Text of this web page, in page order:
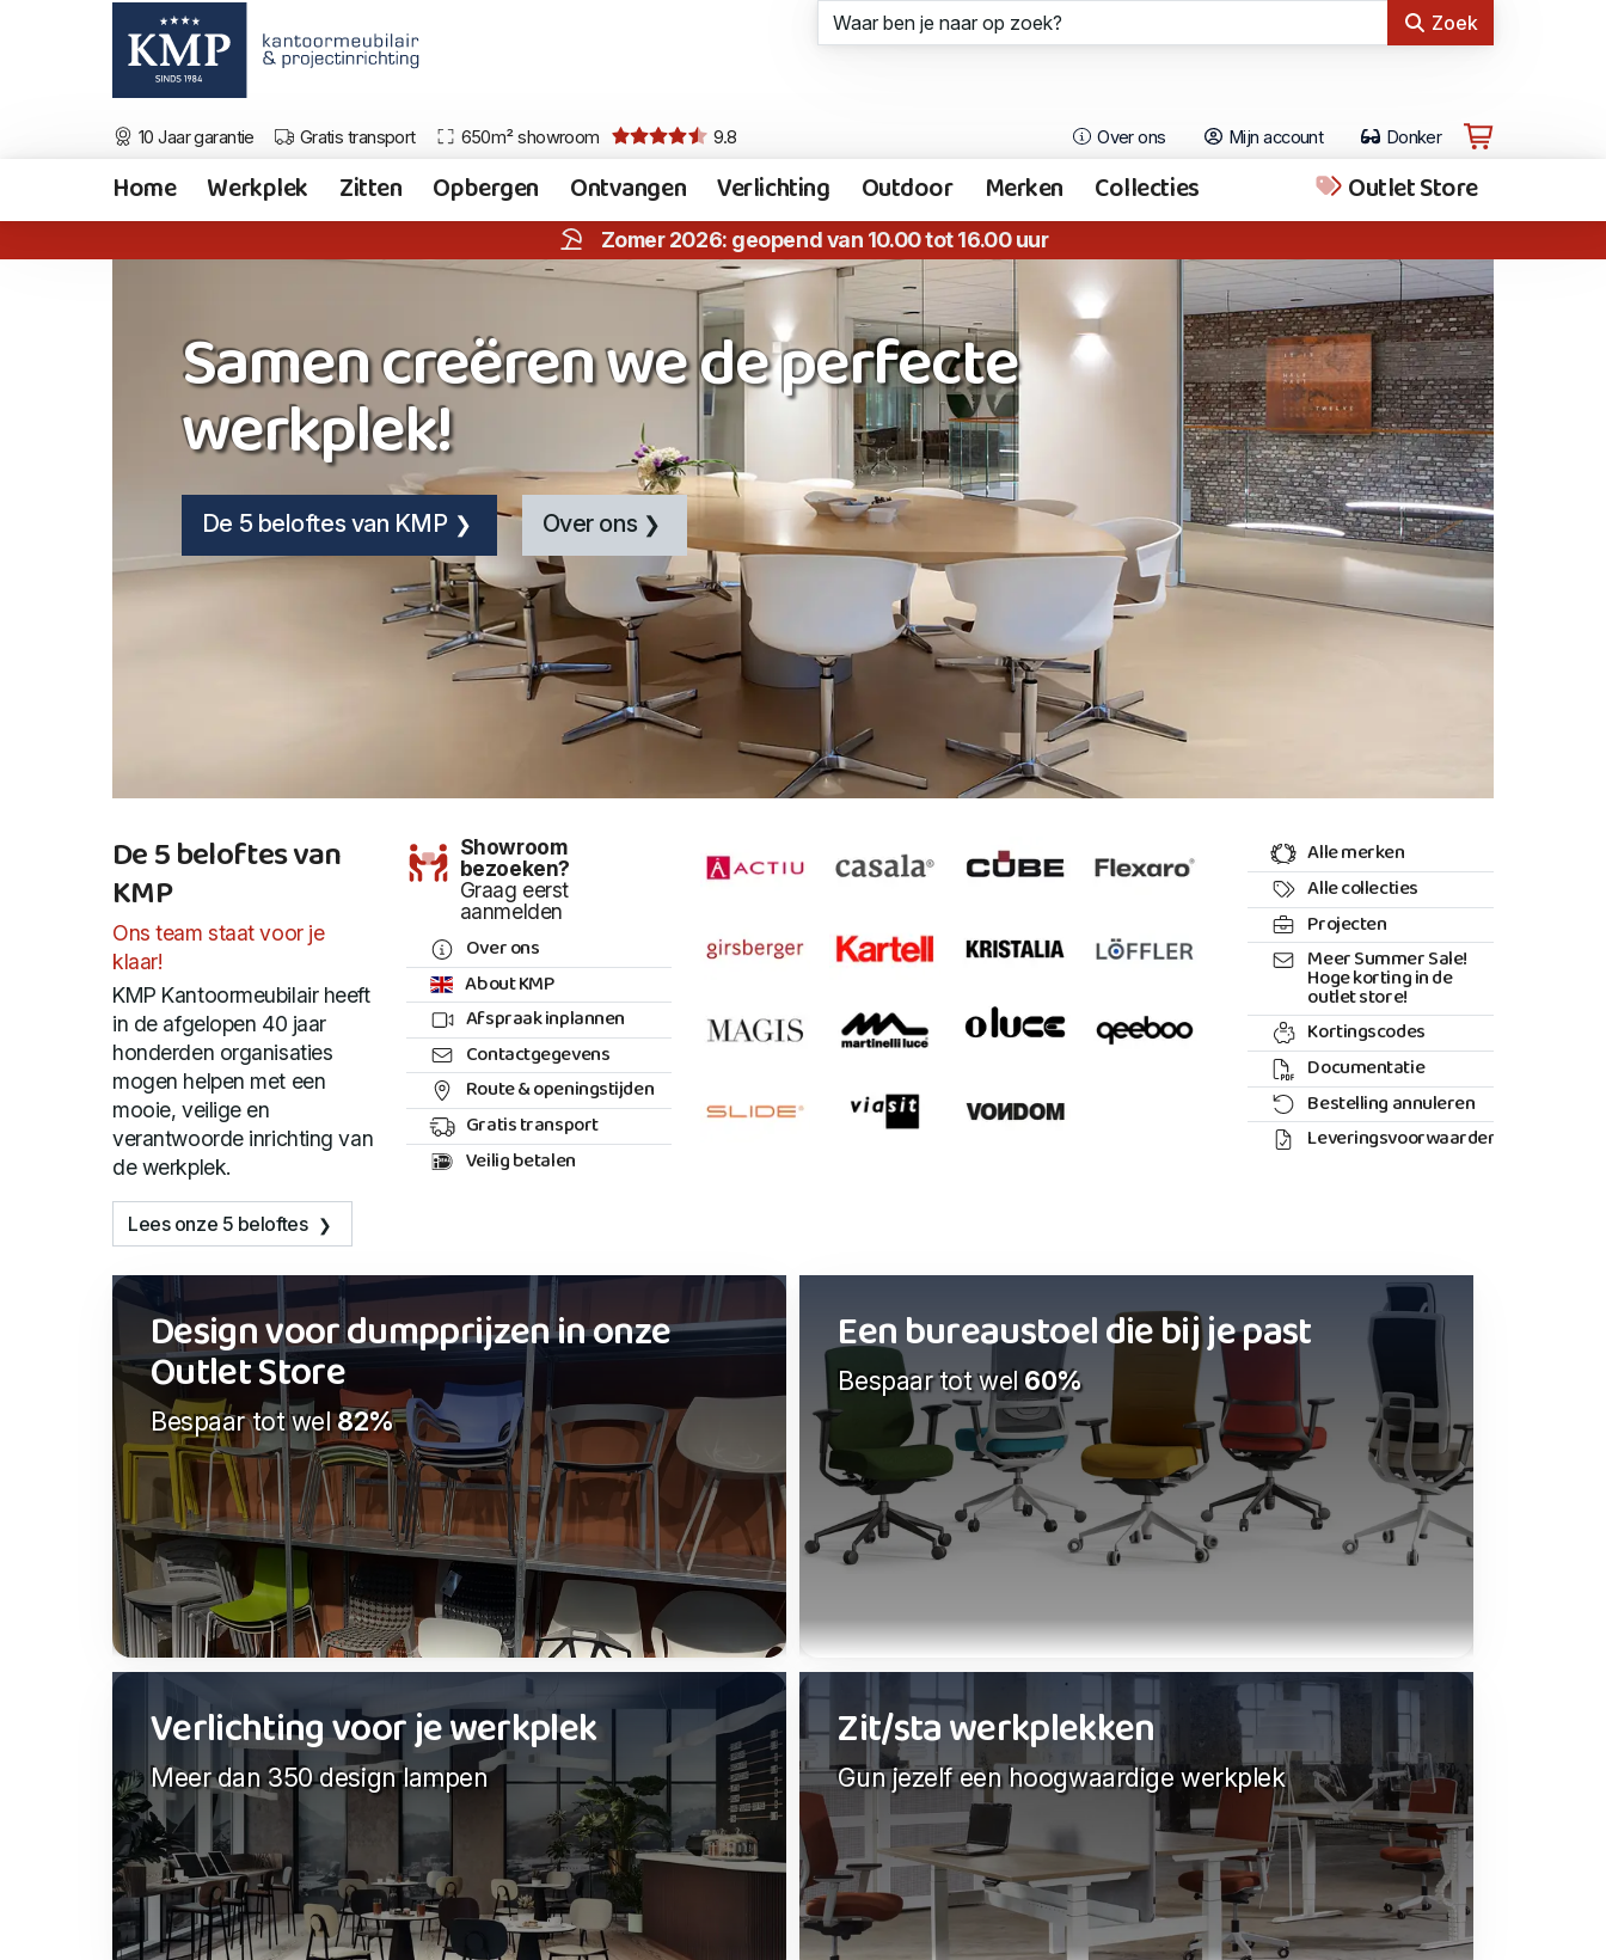
Zoek
10 Jaar garantie Gratis transport 650m² showroom 9.8 Over ons Mijn account Donker
Home Werkplek Zitten Opbergen Ontvangen Verlichting Outdoor Merken Collecties Outlet Store
Zomer 2026: geopend van 10.00 tot 16.00 uur
Samen creëren we de perfecte
werkplek!
De 5 beloftes van KMP
De 5 beloftes van KMP Over ons
De 5 beloftes van
KMP
Ons team staat voor je
klaar!
KMP Kantoormeubilair heeft
in de afgelopen 40 jaar
honderden organisaties
mogen helpen met een
mooie, veilige en
verantwoorde inrichting van
de werkplek.
Lees onze 5 beloftes
Showroom
bezoeken?
Graag eerst
aanmelden
Over ons
About KMP
Afspraak inplannen
Contactgegevens
Route & openingstijden
Gratis transport
Veilig betalen
Alle merken
Alle collecties
Projecten
Meer Summer Sale!
Hoge korting in de
outlet store!
Kortingscodes
Documentatie
Bestelling annuleren
Leveringsvoorwaarden
Design voor dumpprijzen in onze
Outlet Store
Bespaar tot wel82%
Een bureaustoel die bij je past
Bespaar tot wel60%
Verlichting voor je werkplek
Meer dan 350 design lampen
Zit/sta werkplekken
Gun jezelf een hoogwaardige werkplek